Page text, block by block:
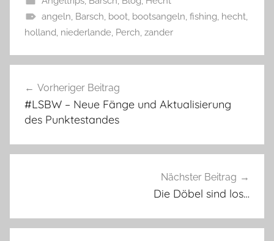
angeln, Barsch, boot, bootsangeln, fishing, hecht,
holland, niederlande, Perch, zander
Vorheriger Beitrag
#LSBW – Neue Fänge und Aktualisierung
des Punktestandes
Nächster Beitrag
Die Döbel sind los…